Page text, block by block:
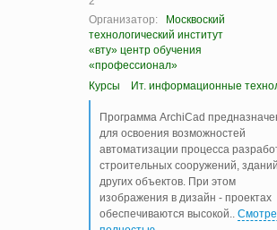
Организатор:
Москвоский
технологический институт
«вту» центр обучения
«профессионал»
Курсы
Ит. информационные
Программа ArchiCad
для освоения возможностей
автоматизации процесса
строительных сооружений,
других объектов. При этом
изображения в дизайн - проектах
обеспечиваются высокой..